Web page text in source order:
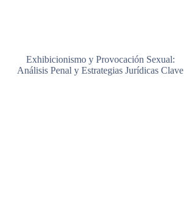
Exhibicionismo y Provocación Sexual:
Análisis Penal y Estrategias Jurídicas Clave